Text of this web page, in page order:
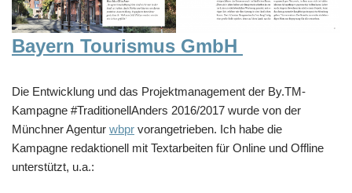
Bayern Tourismus GmbH
Die Entwicklung und das Projektmanagement der By.TM-
Kampagne #TraditionellAnders 2016/2017 wurde von der
Münchner Agentur wbpr vorangetrieben. Ich habe die
Kampagne redaktionell mit Textarbeiten für Online und Offline
unterstützt, u.a.: